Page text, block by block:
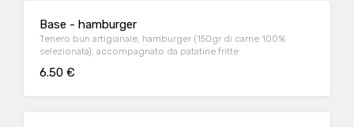
Base - hamburger
Tenero bun artigianale, hamburger (150gr di carne 100%
selezionata), accompagnato da patatine fritte
6.50 €